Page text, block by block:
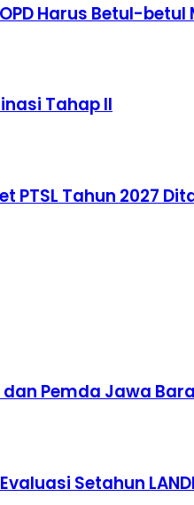
Harus Betul-
Tahap II
PTSL Tahun 2027
dan Pemda Jawa
Setahun